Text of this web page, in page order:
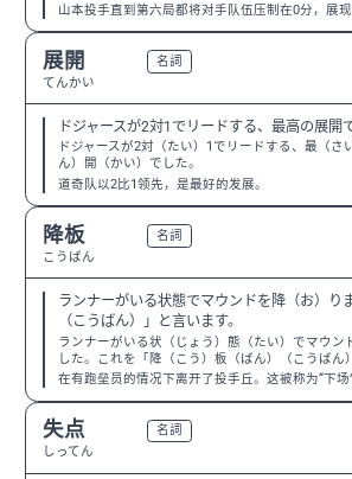
山本投手直到第六局都将对手队伍压制在0分，展现
展開
てんかい
名詞
ドジャースが2対1でリードする、最高の展開
ドジャースが2対（たい）1でリードする、最（さ
ん）開（かい）でした。
道奇队以2比1领先，是最好的发展。
降板
こうばん
名詞
ランナーがいる状態でマウンドを降（お）り
（こうばん）」と言います。
ランナーがいる状（じょう）態（たい）でマウン
した。これを「降（こう）板（ばん）（こうばん
在有跑垒员的情况下离开了投手丘。这被称为“下场”
失点
しってん
名詞